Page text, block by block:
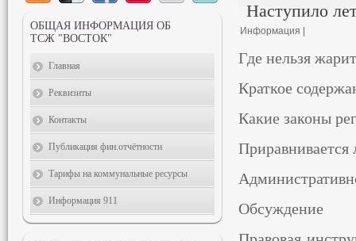
Наступило
Информация |
Где нельзя
Краткое
Какие законы
Приравнивается
Обсуждение
ОБЩАЯ ИНФОРМАЦИЯ ОБ
ТСЖ "ВОСТОК"
Главная
Реквизиты
Контакты
Публикация фин.отчётности
Тарифы на коммунальные ресурсы
Информация 911